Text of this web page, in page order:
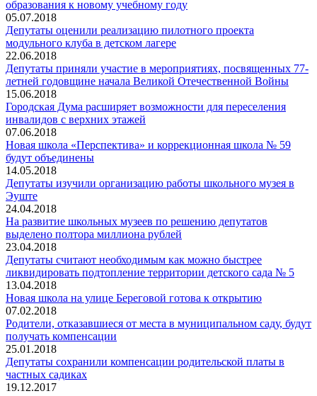
образования к новому учебному году
05.07.2018
Депутаты оценили реализацию пилотного проекта
модульного клуба в детском лагере
22.06.2018
Депутаты приняли участие в мероприятиях, посвященных 77-
летней годовщине начала Великой Отечественной Войны
15.06.2018
Городская Дума расширяет возможности для переселения
инвалидов с верхних этажей
07.06.2018
Новая школа «Перспектива» и коррекционная школа № 59
будут объединены
14.05.2018
Депутаты изучили организацию работы школьного музея в
Эуште
24.04.2018
На развитие школьных музеев по решению депутатов
выделено полтора миллиона рублей
23.04.2018
Депутаты считают необходимым как можно быстрее
ликвидировать подтопление территории детского сада № 5
13.04.2018
Новая школа на улице Береговой готова к открытию
07.02.2018
Родители, отказавшиеся от места в муниципальном саду, будут
получать компенсации
25.01.2018
Депутаты сохранили компенсации родительской платы в
частных садиках
19.12.2017